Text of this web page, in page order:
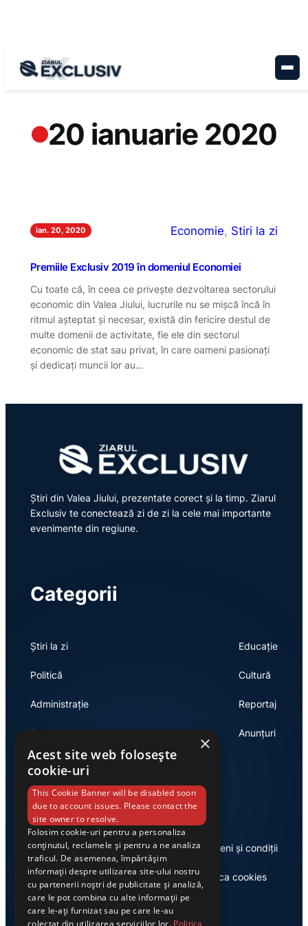
20 ianuarie 2020
ian. 20, 2020 Economie, Stiri la zi
Premiile Exclusiv 2019 în domeniul Economiei
Cu toate că, în ceea ce privește dezvoltarea sectorului
economic din Valea Jiului, lucrurile nu se mișcă încă în
ritmul așteptat și necesar, există din fericire destul de
multe domenii de activitate, fie ele din sectorul
economic de stat sau privat, în care oameni pasionați
și dedicați muncii lor au…
Știri din Valea Jiului, prezentate corect și la timp. Ziarul
Exclusiv te conectează zi de zi la cele mai importante
evenimente din regiune.
Categorii
Știri la zi
Politică
Administrație
Economie
Educație
Cultură
Reportaj
Anunțuri
Link-uri utile
Despre noi
Casa de editură Exclusiv
Termeni și condiții
Politica cookies
×
Acest site web folosește
cookie-uri
This Cookie Banner will be disabled soon
due to account issues. Please contact the
site owner to resolve.
Folosim cookie-uri pentru a personaliza
conținutul, reclamele și pentru a ne analiza
traficul. De asemenea, împărtășim
informații despre utilizarea site-ului nostru
cu partenerii noștri de publicitate și analiză,
care le pot combina cu alte informații pe
care le-ați furnizat sau pe care le-au
colectat din utilizarea serviciilor lor. Politica